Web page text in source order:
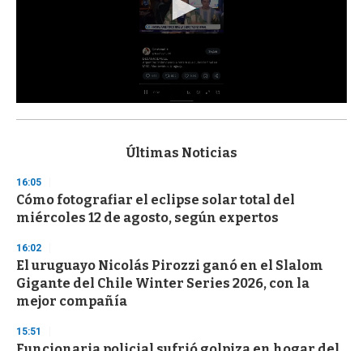
s
d
s
o
f
3
s
e
c
o
d
s
Últimas Noticias
16:05
Cómo fotografiar el eclipse solar total del
miércoles 12 de agosto, según expertos
16:02
El uruguayo Nicolás Pirozzi ganó en el Slalom
Gigante del Chile Winter Series 2026, con la
mejor compañía
15:51